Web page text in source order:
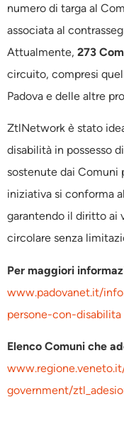
numero di targa al
associata al
Attualmente, 273
circuito, compresi
Padova e delle altre
ZtlNetwork è stato
disabilità in possesso
sostenute dai Comuni
iniziativa si conforma
garantendo il diritto ai
circolare senza
Per maggiori
www.padovanet.it/
persone-con-disabilita
Elenco Comuni che
government/